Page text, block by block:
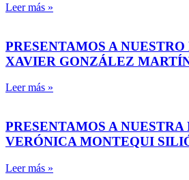
Leer más »
PRESENTAMOS A
XAVIER GONZÁLEZ
Leer más »
PRESENTAMOS A NUESTRA
VERÓNICA MONTEQUI
Leer más »